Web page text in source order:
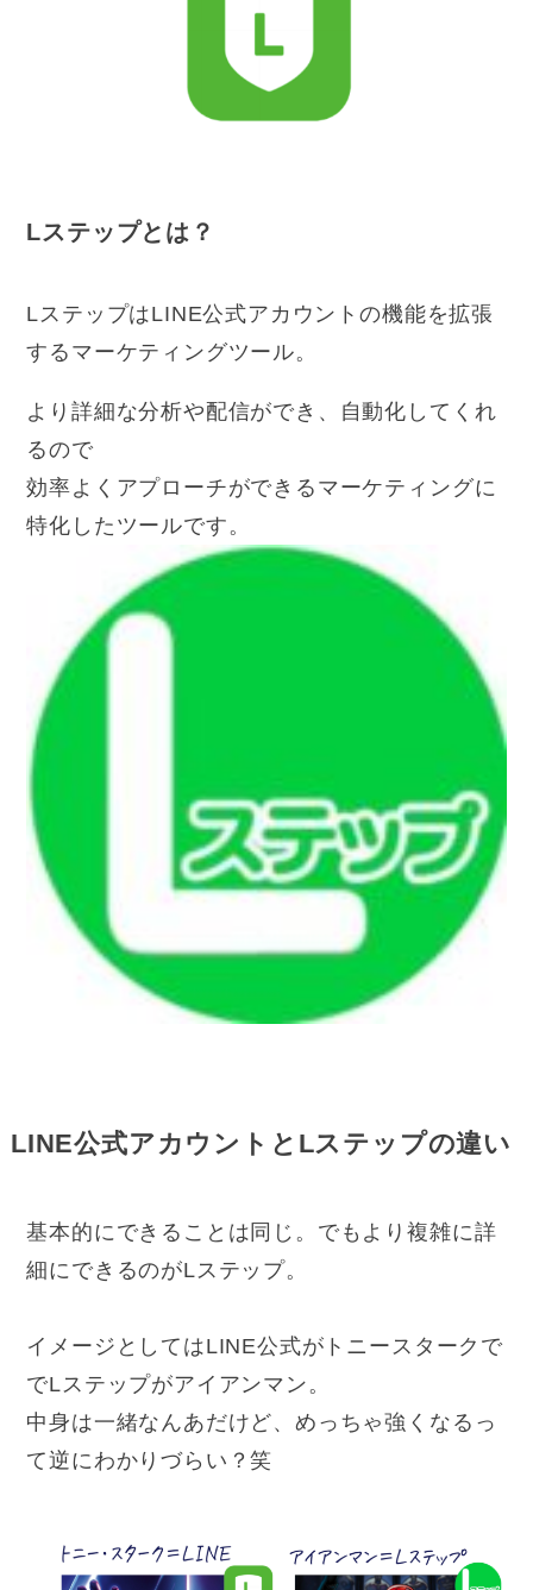
Lステップとは？
LステップはLINE公式アカウントの機能を拡張
するマーケティングツール。
より詳細な分析や配信ができ、自動化してくれ
るので
効率よくアプローチができるマーケティングに
特化したツールです。
LINE公式アカウントとLステップの違い
基本的にできることは同じ。でもより複雑に詳
細にできるのがLステップ。
イメージとしてはLINE公式がトニースタークで
でLステップがアイアンマン。
中身は一緒なんあだけど、めっちゃ強くなるっ
て逆にわかりづらい？笑